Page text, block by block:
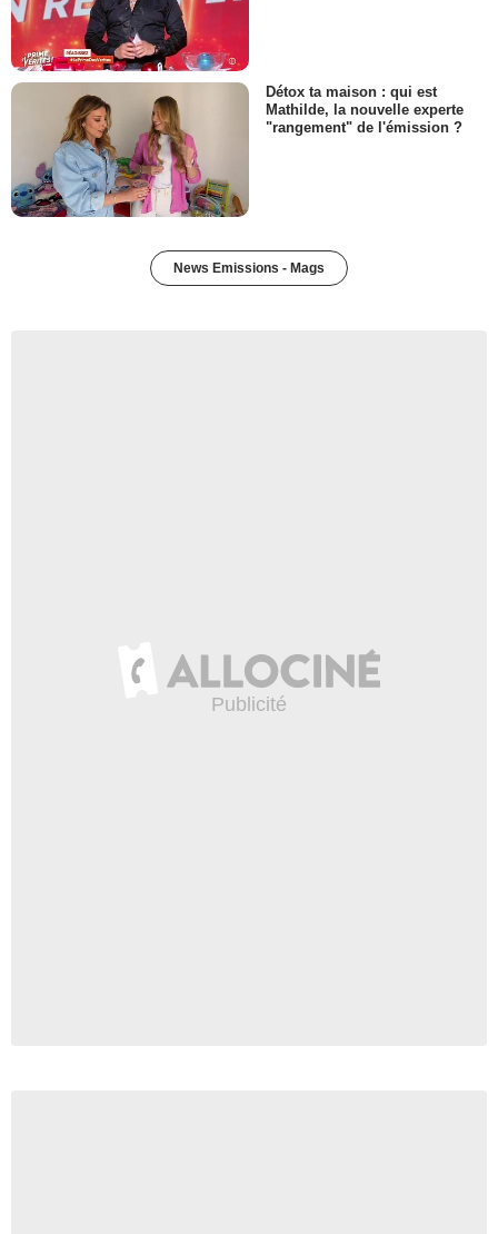
Détox ta maison : qui est
Mathilde, la nouvelle experte
"rangement" de l'émission ?
News Emissions - Mags